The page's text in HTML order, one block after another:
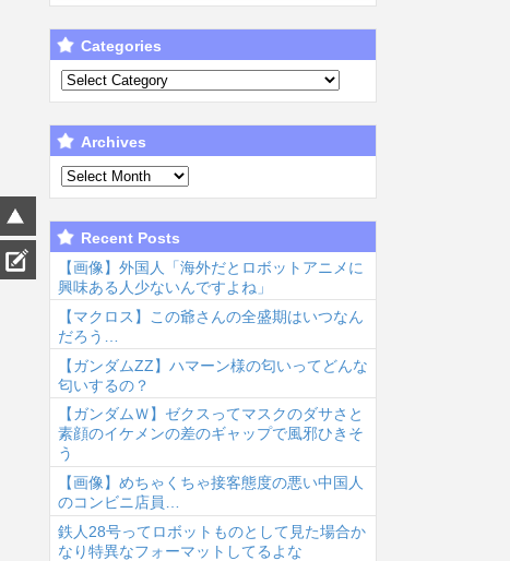
Categories
Archives
Recent Posts
【画像】外国人「海外だとロボットアニメに
興味ある人少ないんですよね」
【マクロス】この爺さんの全盛期はいつなん
だろう…
【ガンダムΖΖ】ハマーン様の匂いってどんな
匂いするの？
【ガンダムＷ】ゼクスってマスクのダサさと
素顔のイケメンの差のギャップで風邪ひきそ
う
【画像】めちゃくちゃ接客態度の悪い中国人
のコンビニ店員…
鉄人28号ってロボットものとして見た場合か
なり特異なフォーマットしてるよな